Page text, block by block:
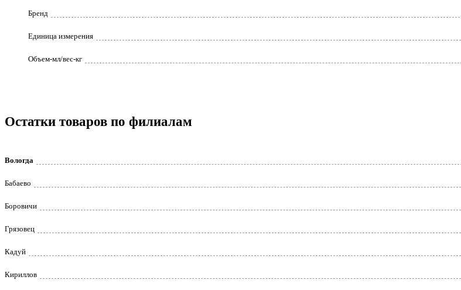
Бренд
Единица измерения
Объем-мл/вес-кг
Остатки товаров по филиалам
Вологда
Бабаево
Боровичи
Грязовец
Кадуй
Кириллов